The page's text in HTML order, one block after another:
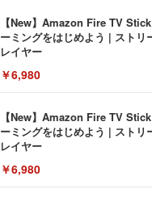
【New】Amazon Fire TV
ーミングをはじめよう | ストリ
レイヤー
￥6,980
【New】Amazon Fire TV
ーミングをはじめよう | ストリ
レイヤー
￥6,980